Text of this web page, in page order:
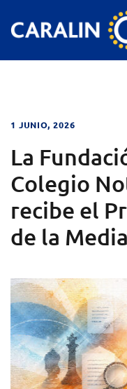
1 JUNIO, 2026
La
Colegio
recibe el
de la